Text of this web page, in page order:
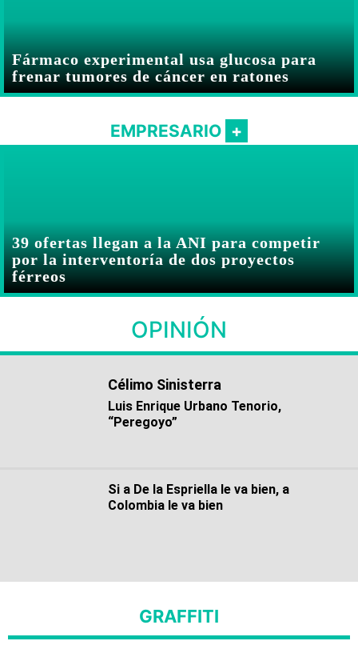
Fármaco experimental usa glucosa para
frenar tumores de cáncer en ratones
EMPRESARIO
39 ofertas llegan a la ANI para competir
por la interventoría de dos proyectos
férreos
OPINIÓN
Célimo Sinisterra
Luis Enrique Urbano Tenorio,
“Peregoyo”
Si a De la Espriella le va bien, a
Colombia le va bien
GRAFFITI